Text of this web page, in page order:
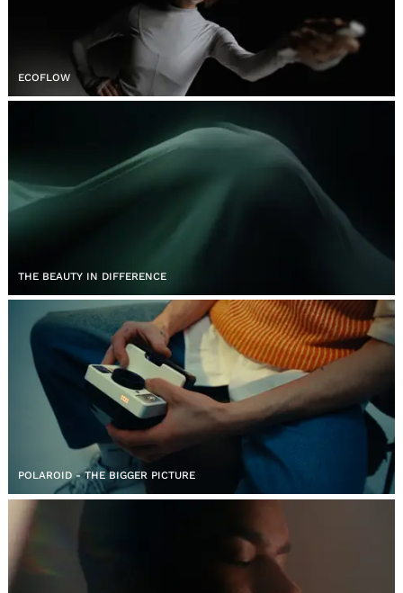
ECOFLOW
THE BEAUTY IN DIFFERENCE
POLAROID - THE BIGGER PICTURE